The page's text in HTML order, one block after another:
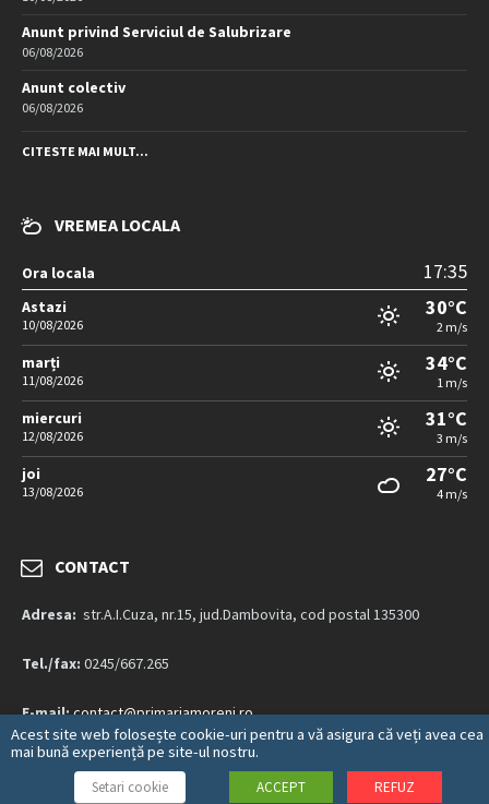
Anunt privind Serviciul de Salubrizare
06/08/2026
Anunt colectiv
06/08/2026
CITESTE MAI MULT...
VREMEA LOCALA
Ora locala 17:35
Astazi
10/08/2026
30°C
2 m/s
marți
11/08/2026
34°C
1 m/s
miercuri
12/08/2026
31°C
3 m/s
joi
13/08/2026
27°C
4 m/s
CONTACT
Adresa: str.A.I.Cuza, nr.15, jud.Dambovita, cod postal 135300
Tel./fax: 0245/667.265
E-mail:contact@primariamoreni.ro
Mai multe detalii…
Acest site web folosește cookie-uri pentru a vă asigura că veți avea cea
mai bună experiență pe site-ul nostru.
Setari cookie ACCEPT REFUZ